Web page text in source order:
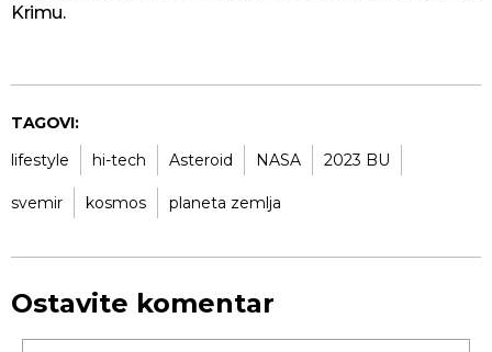
Krimu.
TAGOVI:
lifestyle
hi-tech Asteroid NASA 2023 BU
svemir kosmos planeta zemlja
Ostavite komentar